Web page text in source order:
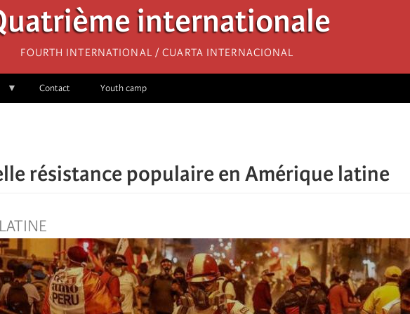
internationale
Fourth International / Cuarta Internacional
Contact Youth camp
résistance populaire en Amérique latine